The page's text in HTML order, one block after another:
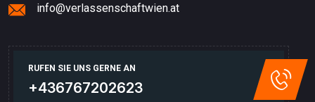
info@verlassenschaftwien.at
RUFEN SIE UNS GERNE AN
+436767202623